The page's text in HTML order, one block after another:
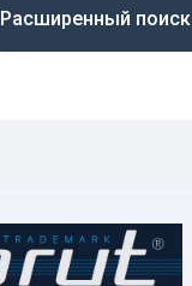
Расширенный поиск